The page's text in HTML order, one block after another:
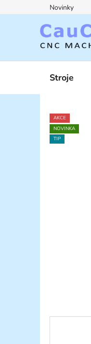
na
Novinky
Stroje
AKCE
NOVINKA
TIP